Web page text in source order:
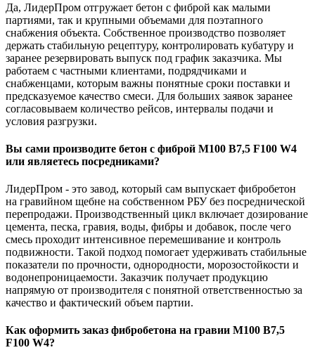
Да, ЛидерПром отгружает бетон с фиброй как малыми
партиями, так и крупными объемами для поэтапного
снабжения объекта. Собственное производство позволяет
держать стабильную рецептуру, контролировать кубатуру и
заранее резервировать выпуск под график заказчика. Мы
работаем с частными клиентами, подрядчиками и
снабженцами, которым важны понятные сроки поставки и
предсказуемое качество смеси. Для больших заявок заранее
согласовываем количество рейсов, интервалы подачи и
условия разгрузки.
Вы сами производите бетон с фиброй М100 B7,5 F100 W4
или являетесь посредниками?
ЛидерПром - это завод, который сам выпускает фибробетон
на гравийном щебне на собственном РБУ без посреднической
перепродажи. Производственный цикл включает дозирование
цемента, песка, гравия, воды, фибры и добавок, после чего
смесь проходит интенсивное перемешивание и контроль
подвижности. Такой подход помогает удерживать стабильные
показатели по прочности, однородности, морозостойкости и
водонепроницаемости. Заказчик получает продукцию
напрямую от производителя с понятной ответственностью за
качество и фактический объем партии.
Как оформить заказ фибробетона на гравии М100 B7,5
F100 W4?